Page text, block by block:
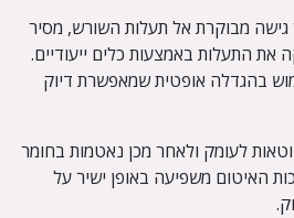
גישה מבוקרת אל תעלות השורש, מסיר
התעלות באמצעות כלים ייעודיים.
בהגדלה אופטית שמאפשרת דיוק
לעומק ולאחר מכן נאטמות בחומר
האיטום משפיעה באופן ישיר על